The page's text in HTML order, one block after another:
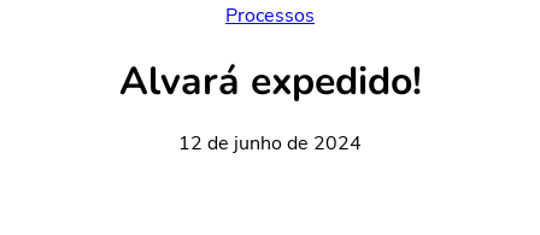
Processos
Alvará expedido!
12 de junho de 2024